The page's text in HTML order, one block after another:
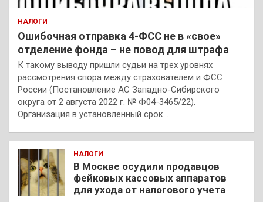
НАЛОГИ
Ошибочная отправка 4-ФСС не в «свое»
отделение фонда – не повод для штрафа
К такому выводу пришли судьи на трех уровнях
рассмотрения спора между страхователем и ФСС
России (Постановление АС Западно-Сибирского
округа от 2 августа 2022 г. № Ф04-3465/22).
Организация в установленный срок…
НАЛОГИ
В Москве осудили продавцов
фейковых кассовых аппаратов
для ухода от налогового учета